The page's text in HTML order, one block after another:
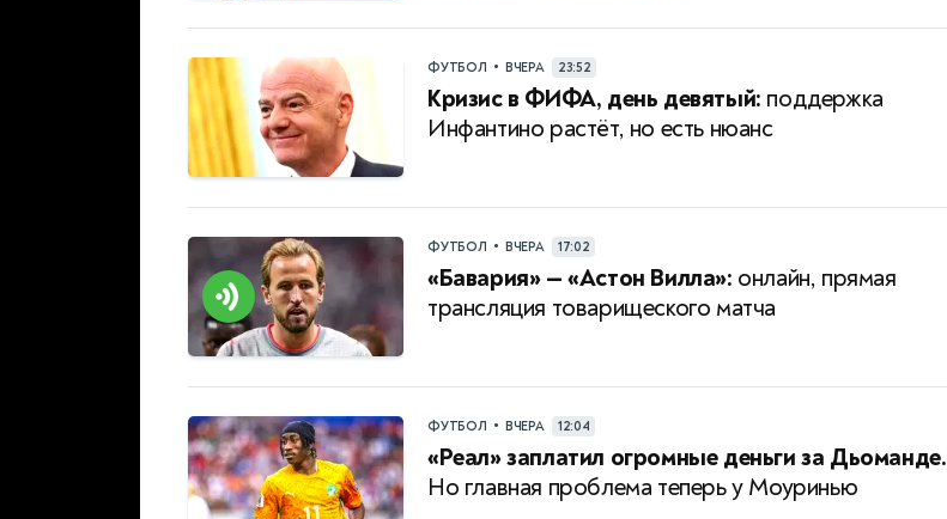
ФУТБОЛ • ВЧЕРА 23:52
Кризис в ФИФА, день девятый: поддержка
Инфантино растёт, но есть нюанс
ФУТБОЛ • ВЧЕРА 17:02
«Бавария» — «Астон Вилла»: онлайн, прямая
трансляция товарищеского матча
ФУТБОЛ • ВЧЕРА 12:04
«Реал» заплатил огромные деньги за Дьоманде.
Но главная проблема теперь у Моуринью